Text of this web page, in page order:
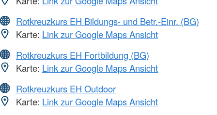
Rotkreuzkurs EH Bildungs- und Betr.-Einr. (BG)
Karte: Link zur Google Maps Ansicht
Rotkreuzkurs EH Fortbildung (BG)
Karte: Link zur Google Maps Ansicht
Rotkreuzkurs EH Outdoor
Karte: Link zur Google Maps Ansicht